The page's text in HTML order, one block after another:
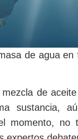
de agua
de
sustancia,
momento, no